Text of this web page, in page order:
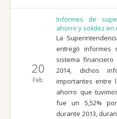
20
Feb
Informes de
ahorro y solidez en
La
entregó informes
sistema
2014, dichos
importantes entre
ahorro que
fue un 5,52%
durante 2013,